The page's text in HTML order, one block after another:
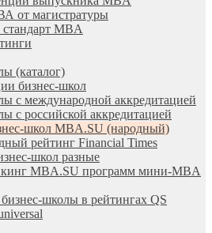
от магистратуры
MBA
(каталог)
бизнес-школ
с международной аккредитацией
с российской аккредитацией
школ MBA.SU (народный)
рейтинг Financial Times
школ разные
MBA.SU программ мини-MBA
школы в рейтингах QS